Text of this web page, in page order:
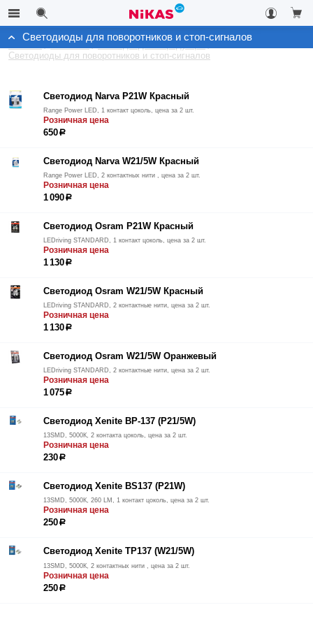
Автосвет
Светодиодная продукция
Светодиоды для поворотников и стоп-сигналов
Светодиоды для поворотников и стоп-сигналов
Светодиод Narva P21W Красный
Range Power LED, 1 контакт цоколь, цена за 2 шт.
Розничная цена
650р
Светодиод Narva W21/5W Красный
Range Power LED, 2 контактных нити , цена за 2 шт.
Розничная цена
1 090р
Светодиод Osram P21W Красный
LEDriving STANDARD, 1 контакт цоколь, цена за 2 шт.
Розничная цена
1 130р
Светодиод Osram W21/5W Красный
LEDriving STANDARD, 2 контактные нити, цена за 2 шт.
Розничная цена
1 130р
Светодиод Osram W21/5W Оранжевый
LEDriving STANDARD, 2 контактные нити, цена за 2 шт.
Розничная цена
1 075р
Светодиод Xenite BP-137 (P21/5W)
13SMD, 5000К, 2 контакта цоколь, цена за 2 шт.
Розничная цена
230р
Светодиод Xenite BS137 (P21W)
13SMD, 5000К, 260 LM, 1 контакт цоколь, цена за 2 шт.
Розничная цена
250р
Светодиод Xenite TP137 (W21/5W)
13SMD, 5000К, 2 контактных нити , цена за 2 шт.
Розничная цена
250р